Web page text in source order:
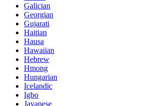
Galician
Georgian
Gujarati
Haitian
Hausa
Hawaiian
Hebrew
Hmong
Hungarian
Icelandic
Igbo
Javanese